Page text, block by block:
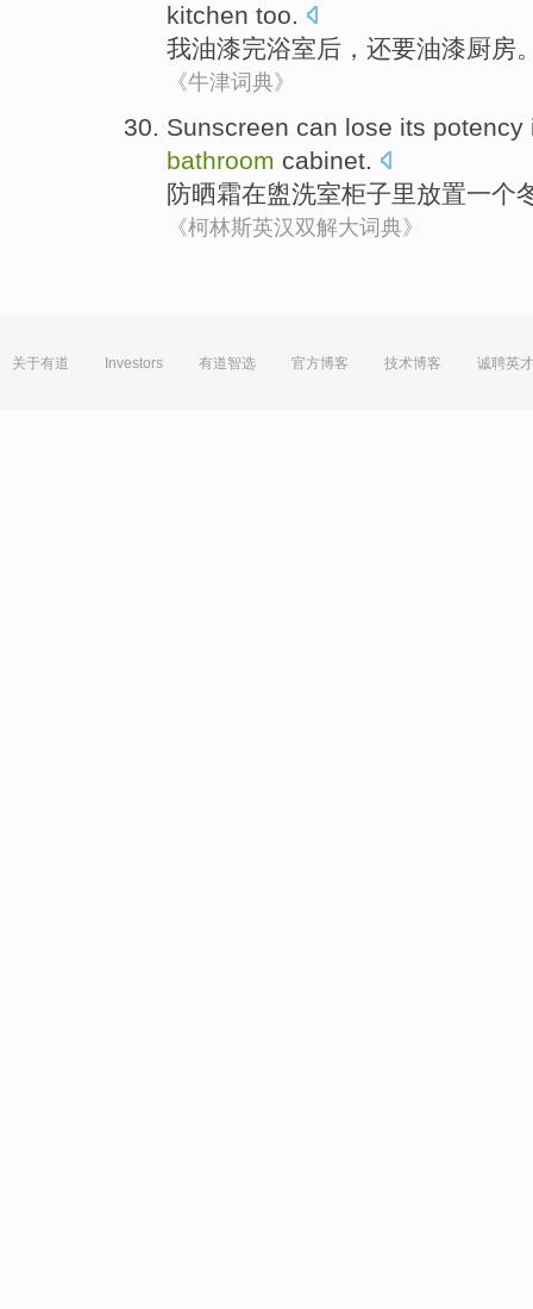
kitchen too.
我油漆完浴室后， 还要油漆厨房
《牛津词典》
Sunscreen can lose its potency
bathroom cabinet.
防晒霜在盥洗室柜子里放置一个
《柯林斯英汉双解大词典》
关于有道 Investors 有道智选 官方博客 技术博客 诚聘英才